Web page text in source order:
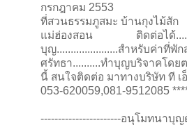
กรกฎาคม 2553
ที่สวนธรรมภูสมะ บ้านกุงไม้สัก
แม่ฮ่องสอน ติดต่อได้
บุญ......................สำห
ศรัทธา..........ทำบุญบริจาคโดย
นี้ สนใจติดต่อ มาทางบริษัท ที เ
053-620059,081-9512085
-----------------------อนุโมทนาบุญ